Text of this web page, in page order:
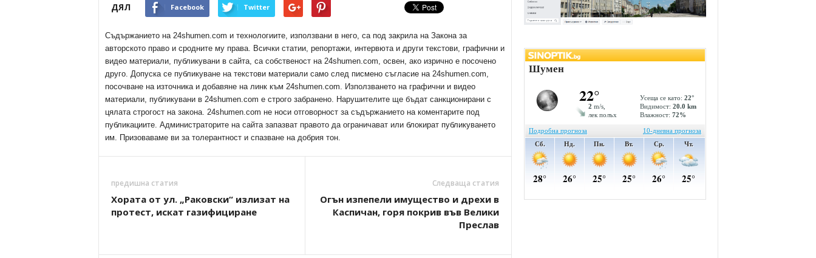
ДЯЛ Facebook Twitter
Съдържанието на 24shumen.com и технологиите, използвани в него, са под закрила на Закона за
авторското право и сродните му права. Всички статии, репортажи, интервюта и други текстови, графични и
видео материали, публикувани в сайта, са собственост на 24shumen.com, освен, ако изрично е посочено
друго. Допуска се публикуване на текстови материали само след писмено съгласие на 24shumen.com,
посочване на източника и добавяне на линк към 24shumen.com. Използването на графични и видео
материали, публикувани в 24shumen.com е строго забранено. Нарушителите ще бъдат санкционирани с
цялата строгост на закона. 24shumen.com не носи отговорност за съдържанието на коментарите под
публикациите. Администраторите на сайта запазват правото да ограничават или блокират публикуването
им. Призоваваме ви за толерантност и спазване на добрия тон.
предишна статия
Хората от ул. „Раковски“ излизат на
протест, искат газифициране
Следваща статия
Огън изпепели имущество и дрехи в
Каспичан, горя покрив във Велики
Преслав